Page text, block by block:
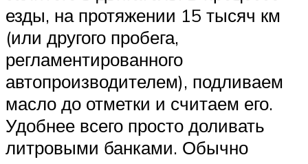
езды, на протяжении 15 тысяч км
(или другого пробега,
регламентированного
автопроизводителем), подливаем
масло до отметки и считаем его.
Удобнее всего просто доливать
литровыми банками. Обычно